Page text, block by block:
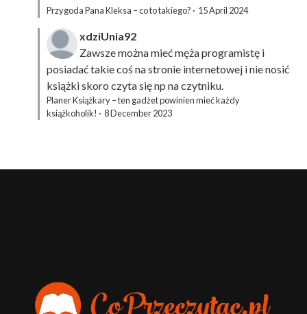
Przygoda Pana Kleksa – co to takiego? · 15 April 2024
xdziUnia92
Zawsze można mieć męża programistę i
posiadać takie coś na stronie internetowej i nie nosić
książki skoro czyta się np na czytniku.
Planer Książkary – ten gadżet powinien mieć każdy
książkoholik! · 8 December 2023